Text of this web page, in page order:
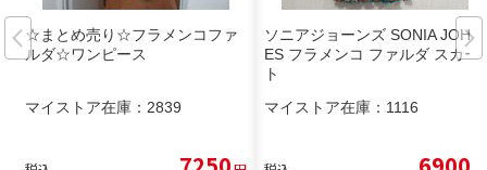
☆まとめ売り☆フラメンコファ
ルダ☆ワンピース
マイストア在庫： 2839
ソニアジョーンズ SONIA JOHN
ES フラメンコ ファルダ スカー
ト
マイストア在庫： 1116